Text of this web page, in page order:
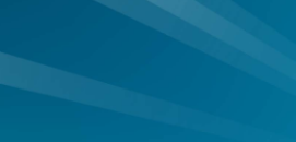
nachhaltige Akustik